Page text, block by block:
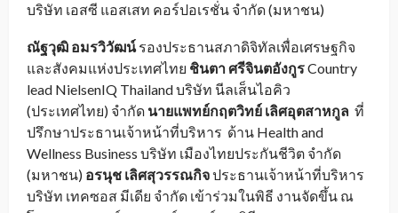
บริษัท เอสซี แอสเสท คอร์ปอเรชั่น จำกัด (มหาชน)
ณัฐวุฒิ อมรวิวัฒน์รองประธานสภาดิจิทัลเพื่อเศรษฐกิจ
และสังคมแห่งประเทศไทย ชินตา ศรีจินตอังกูรCountry
lead NielsenIQ Thailand บริษัท นีลเส็นไอคิว
(ประเทศไทย) จำกัด นายแพทย์กฤตวิทย์ เลิศอุตสาหกูล ที่
ปรึกษาประธานเจ้าหน้าที่บริหาร ด้าน Health and
Wellness Business บริษัท เมืองไทยประกันชีวิต จำกัด
(มหาชน) อรนุช เลิศสุวรรณกิจประธานเจ้าหน้าที่บริหาร
บริษัท เทคซอส มีเดีย จำกัด เข้าร่วมในพิธี งานจัดขึ้น ณ